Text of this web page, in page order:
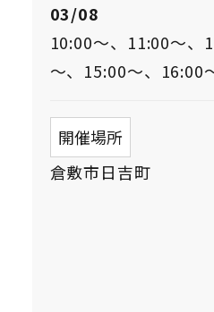
03/08
10:00～、11:00～、
～、15:00～、16:00
開催場所
倉敷市日吉町